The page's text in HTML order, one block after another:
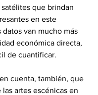
que brindan
en este
datos van mucho más
económica directa,
de cuantificar.
cuenta, también, que
las artes escénicas en